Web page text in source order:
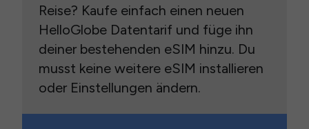
Reise? Kaufe einfach einen neuen
HelloGlobe Datentarif und füge ihn
deiner bestehenden eSIM hinzu. Du
musst keine weitere eSIM installieren
oder Einstellungen ändern.